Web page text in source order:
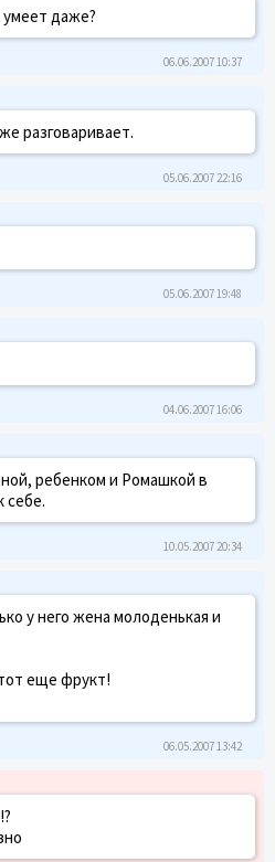
умеет даже?
06.06.2007 10:37
разговаривает.
05.06.2007 22:16
05.06.2007 19:48
04.06.2007 16:06
ребенком и Ромашкой в
себе.
10.05.2007 20:34
у него жена молоденькая и
еще фрукт!
06.05.2007 13:42